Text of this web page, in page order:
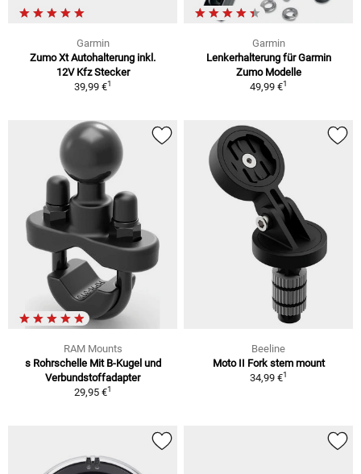
Garmin
Zumo Xt Autohalterung inkl.
12V Kfz Stecker
39,99 €1
Garmin
Lenkerhalterung für Garmin
Zumo Modelle
49,99 €1
RAM Mounts
s Rohrschelle Mit B-Kugel und
Verbundstoffadapter
29,95 €1
Beeline
Moto II Fork stem mount
34,99 €1